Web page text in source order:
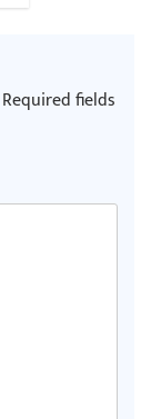
भव्यताका साथ
Required fields